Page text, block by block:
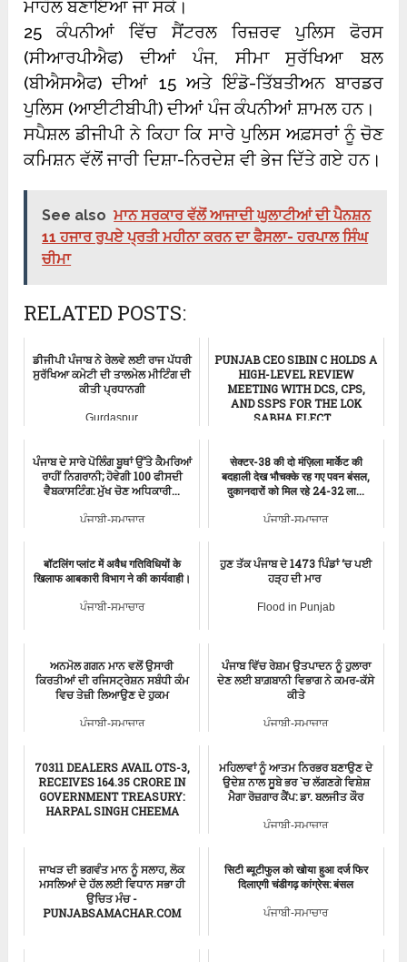
ਮਾਹੌਲ ਬਣਾਇਆ ਜਾ ਸਕੇ।
25 ਕੰਪਨੀਆਂ ਵਿੱਚ ਸੈਂਟਰਲ ਰਿਜ਼ਰਵ ਪੁਲਿਸ ਫੋਰਸ
(ਸੀਆਰਪੀਐਫ) ਦੀਆਂ ਪੰਜ, ਸੀਮਾ ਸੁਰੱਖਿਆ ਬਲ
(ਬੀਐਸਐਫ) ਦੀਆਂ 15 ਅਤੇ ਇੰਡੋ-ਤਿੱਬਤੀਅਨ ਬਾਰਡਰ
ਪੁਲਿਸ (ਆਈਟੀਬੀਪੀ) ਦੀਆਂ ਪੰਜ ਕੰਪਨੀਆਂ ਸ਼ਾਮਲ ਹਨ।
ਸਪੈਸ਼ਲ ਡੀਜੀਪੀ ਨੇ ਕਿਹਾ ਕਿ ਸਾਰੇ ਪੁਲਿਸ ਅਫ਼ਸਰਾਂ ਨੂੰ ਚੋਣ
ਕਮਿਸ਼ਨ ਵੱਲੋਂ ਜਾਰੀ ਦਿਸ਼ਾ-ਨਿਰਦੇਸ਼ ਵੀ ਭੇਜ ਦਿੱਤੇ ਗਏ ਹਨ।
See also ਮਾਨ ਸਰਕਾਰ ਵੱਲੋਂ ਆਜਾਦੀ ਘੁਲਾਟੀਆਂ ਦੀ ਪੈਨਸ਼ਨ
11 ਹਜਾਰ ਰੁਪਏ ਪ੍ਰਤੀ ਮਹੀਨਾ ਕਰਨ ਦਾ ਫੈਸਲਾ- ਹਰਪਾਲ ਸਿੰਘ
ਚੀਮਾ
RELATED POSTS:
ਡੀਜੀਪੀ ਪੰਜਾਬ ਨੇ ਰੇਲਵੇ ਲਈ ਰਾਜ ਪੱਧਰੀ
ਸੁਰੱਖਿਆ ਕਮੇਟੀ ਦੀ ਤਾਲਮੇਲ ਮੀਟਿੰਗ ਦੀ
ਕੀਤੀ ਪ੍ਰਧਾਨਗੀ
Gurdaspur
PUNJAB CEO SIBIN C HOLDS A
HIGH-LEVEL REVIEW
MEETING WITH DCS, CPS,
AND SSPS FOR THE LOK
SABHA ELECT...
ਪੰਜਾਬ ਦੇ ਸਾਰੇ ਪੋਲਿੰਗ ਬੂਥਾਂ ਉੱਤੇ ਕੈਮਰਿਆਂ
ਰਾਹੀਂ ਨਿਗਰਾਨੀ; ਹੋਵੇਗੀ 100 ਫੀਸਦੀ
ਵੈਬਕਾਸਟਿੰਗ: ਮੁੱਖ ਚੋਣ ਅਧਿਕਾਰੀ...
ਪੰਜਾਬੀ-ਸਮਾਚਾਰ
सेक्टर-38 की दो मंज़िला मार्केट की
बदहाली देख भौचक्के रह गए पवन बंसल,
दुकानदारों को मिल रहे 24-32 ला...
ਪੰਜਾਬੀ-ਸਮਾਚਾਰ
बॉटलिंग प्लांट में अवैध गतिविधियों के
खिलाफ आबकारी विभाग ने की कार्यवाही।
ਪੰਜਾਬੀ-ਸਮਾਚਾਰ
ਹੁਣ ਤੱਕ ਪੰਜਾਬ ਦੇ 1473 ਪਿੰਡਾਂ ‘ਚ ਪਈ
ਹੜ੍ਹ ਦੀ ਮਾਰ
Flood in Punjab
ਅਨਮੋਲ ਗਗਨ ਮਾਨ ਵਲੋਂ ਉਸਾਰੀ
ਕਿਰਤੀਆਂ ਦੀ ਰਜਿਸਟ੍ਰੇਸ਼ਨ ਸਬੰਧੀ ਕੰਮ
ਵਿਚ ਤੇਜ਼ੀ ਲਿਆਉਣ ਦੇ ਹੁਕਮ
ਪੰਜਾਬੀ-ਸਮਾਚਾਰ
ਪੰਜਾਬ ਵਿੱਚ ਰੇਸ਼ਮ ਉਤਪਾਦਨ ਨੂੰ ਹੁਲਾਰਾ
ਦੇਣ ਲਈ ਬਾਗ਼ਬਾਨੀ ਵਿਭਾਗ ਨੇ ਕਮਰ-ਕੱਸੇ
ਕੀਤੇ
ਪੰਜਾਬੀ-ਸਮਾਚਾਰ
70311 DEALERS AVAIL OTS-3,
RECEIVES 164.35 CRORE IN
GOVERNMENT TREASURY:
HARPAL SINGH CHEEMA
ਮਹਿਲਾਵਾਂ ਨੂੰ ਆਤਮ ਨਿਰਭਰ ਬਣਾਉਣ ਦੇ
ਉਦੇਸ਼ ਨਾਲ ਸੂਬੇ ਭਰ `ਚ ਲੱਗਣਗੇ ਵਿਸ਼ੇਸ਼
ਮੈਗਾ ਰੋਜ਼ਗਾਰ ਕੈਂਪ: ਡਾ. ਬਲਜੀਤ ਕੌਰ
ਪੰਜਾਬੀ-ਸਮਾਚਾਰ
ਜਾਖੜ ਦੀ ਭਗਵੰਤ ਮਾਨ ਨੂੰ ਸਲਾਹ, ਲੋਕ
ਮਸਲਿਆਂ ਦੇ ਹੱਲ ਲਈ ਵਿਧਾਨ ਸਭਾ ਹੀ
ਉਚਿਤ ਮੰਚ -
PUNJABSAMACHAR.COM
सिटी ब्यूटीफुल को खोया हुआ दर्ज फिर
दिलाएगी चंडीगढ़ कांग्रेस: बंसल
ਪੰਜਾਬੀ-ਸਮਾਚਾਰ